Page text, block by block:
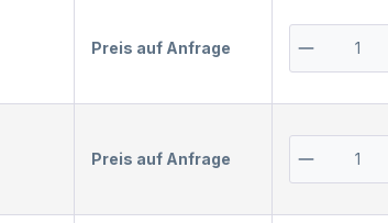
Preis auf Anfrage
Preis auf Anfrage